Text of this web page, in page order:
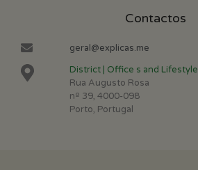
Contactos
geral@explicas.me
District | Office s and Lifestyle
Rua Augusto Rosa
nº 39, 4000-098
Porto, Portugal